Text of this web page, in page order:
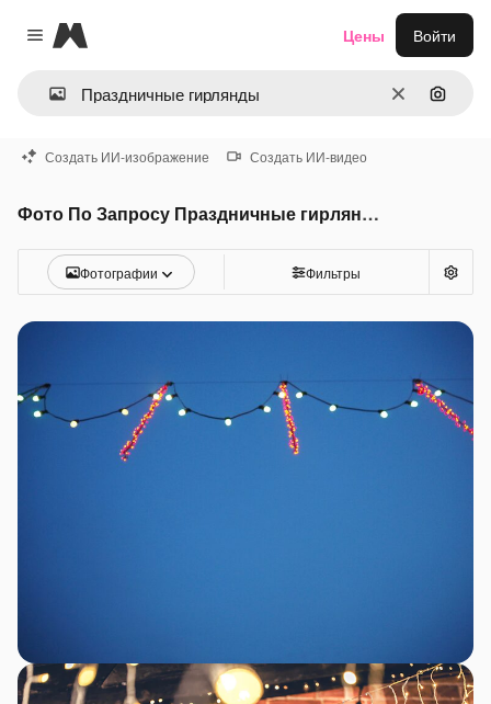
Close menu
Magnific
ОчиститьПоиск
Цены Войти
Создать ИИ-изображение Создать ИИ-видео
Фото По Запросу Праздничные гирлянды
Фотографии Фильтры